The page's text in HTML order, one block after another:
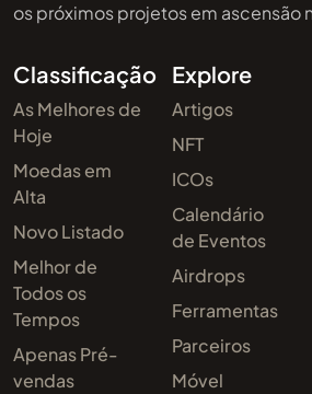
os próximos projetos em ascensão
Classificação
As Melhores de
Hoje
Moedas em
Alta
Novo Listado
Melhor de
Todos os
Tempos
Apenas Pré-
vendas
Explore
Artigos
NFT
ICOs
Calendário
de Eventos
Airdrops
Ferramentas
Parceiros
Móvel